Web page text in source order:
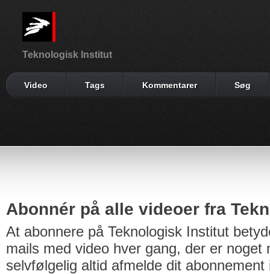
Teknologisk Institut
Video Tags Kommentarer Søg
Abonnér på alle videoer fra
At abonnere på Teknologisk Institut
mails med video hver gang, der er noget
selvfølgelig altid afmelde dit abonnement